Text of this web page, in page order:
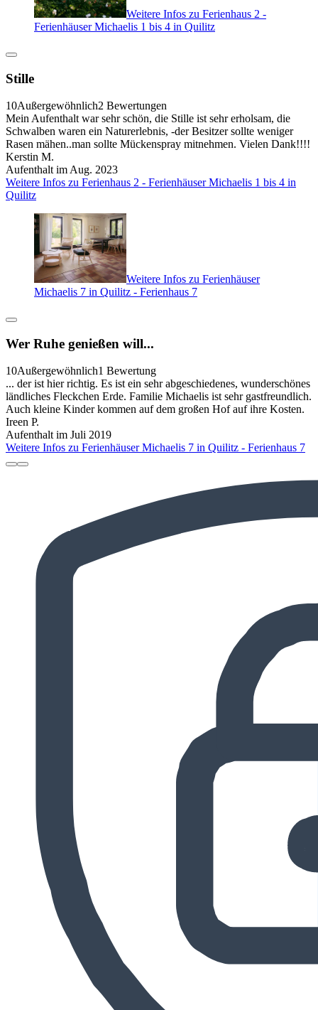
Weitere Infos zu Ferienhaus 2 -
Ferienhäuser Michaelis 1 bis 4 in Quilitz
Stille
10Außergewöhnlich2 Bewertungen
Mein Aufenthalt war sehr schön, die Stille ist sehr erholsam, die
Schwalben waren ein Naturerlebnis, -der Besitzer sollte weniger
Rasen mähen..man sollte Mückenspray mitnehmen. Vielen Dank!!!!
Kerstin M.
Aufenthalt im Aug. 2023
Weitere Infos zu Ferienhaus 2 - Ferienhäuser Michaelis 1 bis 4 in
Quilitz
Weitere Infos zu Ferienhäuser
Michaelis 7 in Quilitz - Ferienhaus 7
Wer Ruhe genießen will...
10Außergewöhnlich1 Bewertung
... der ist hier richtig. Es ist ein sehr abgeschiedenes, wunderschönes
ländliches Fleckchen Erde. Familie Michaelis ist sehr gastfreundlich.
Auch kleine Kinder kommen auf dem großen Hof auf ihre Kosten.
Ireen P.
Aufenthalt im Juli 2019
Weitere Infos zu Ferienhäuser Michaelis 7 in Quilitz - Ferienhaus 7